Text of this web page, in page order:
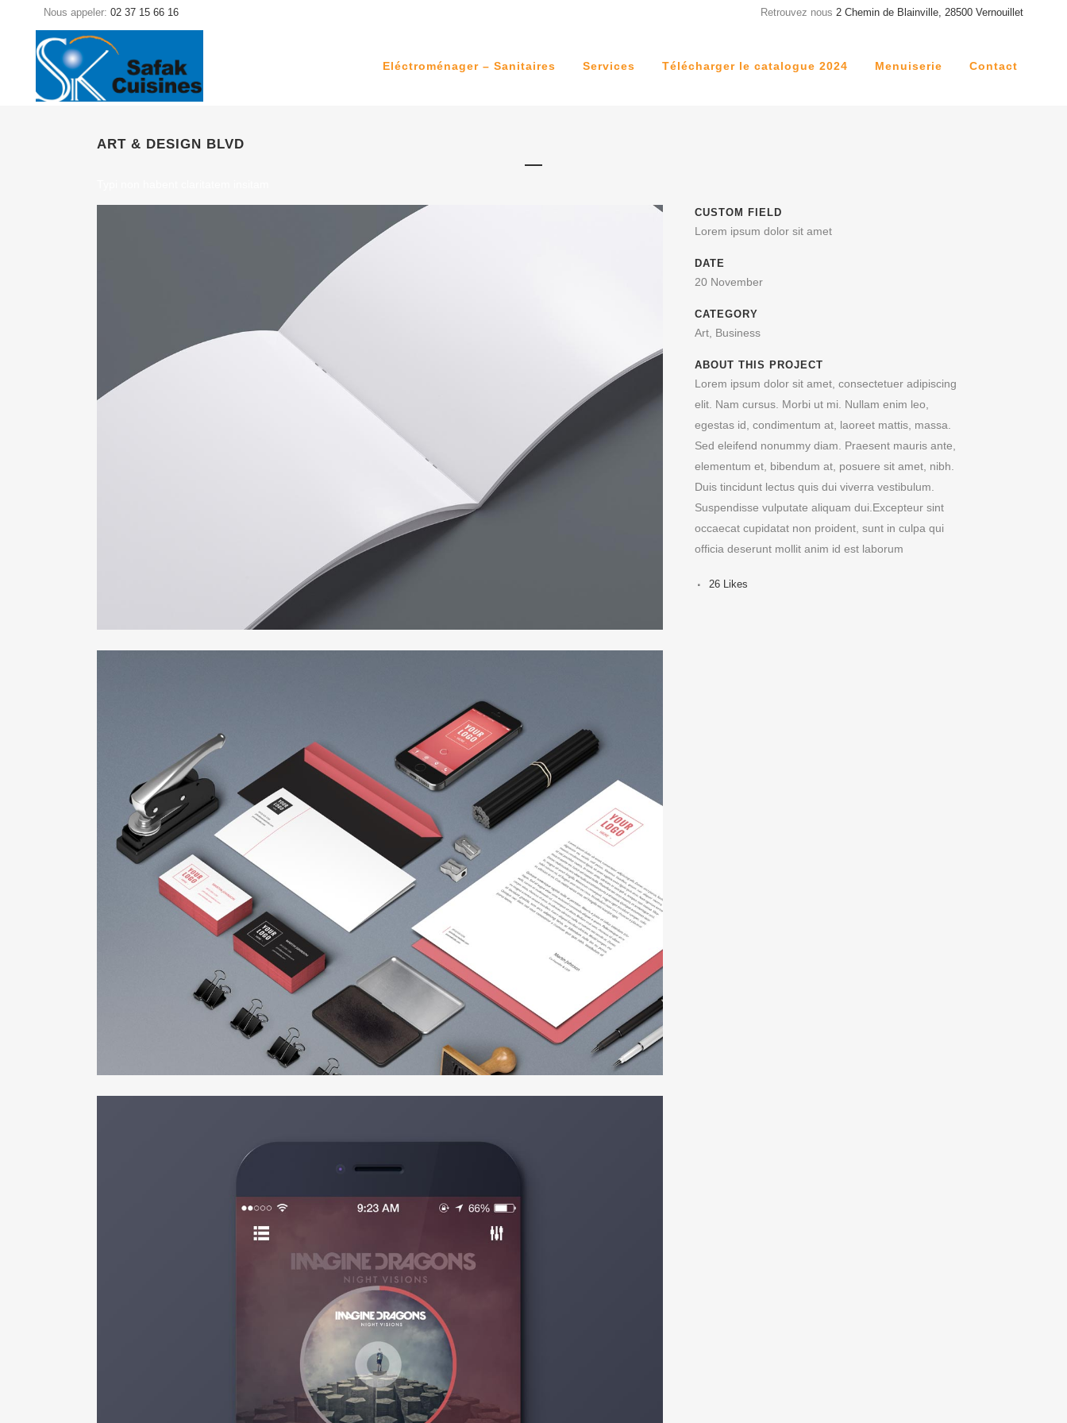
Nous appeler:02 37 15 66 16 Retrouvez nous 2 Chemin de Blainville, 28500 Vernouillet
Eléctroménager – Sanitaires Services Télécharger le catalogue 2024 Menuiserie Contact
ART & DESIGN BLVD
CUSTOM FIELD
Lorem ipsum dolor sit amet
DATE
20 November
CATEGORY
Art, Business
ABOUT THIS PROJECT
Lorem ipsum dolor sit amet, consectetuer adipiscing
elit. Nam cursus. Morbi ut mi. Nullam enim leo,
egestas id, condimentum at, laoreet mattis, massa.
Sed eleifend nonummy diam. Praesent mauris ante,
elementum et, bibendum at, posuere sit amet, nibh.
Duis tincidunt lectus quis dui viverra vestibulum.
Suspendisse vulputate aliquam dui.Excepteur sint
occaecat cupidatat non proident, sunt in culpa qui
officia deserunt mollit anim id est laborum
26 Likes